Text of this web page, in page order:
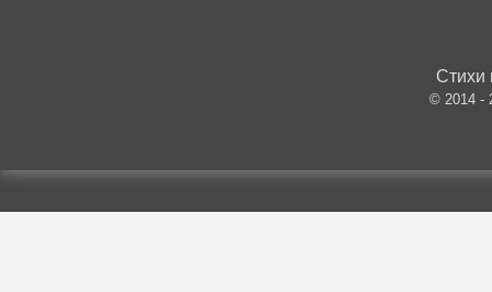
Стихи
© 2014 -